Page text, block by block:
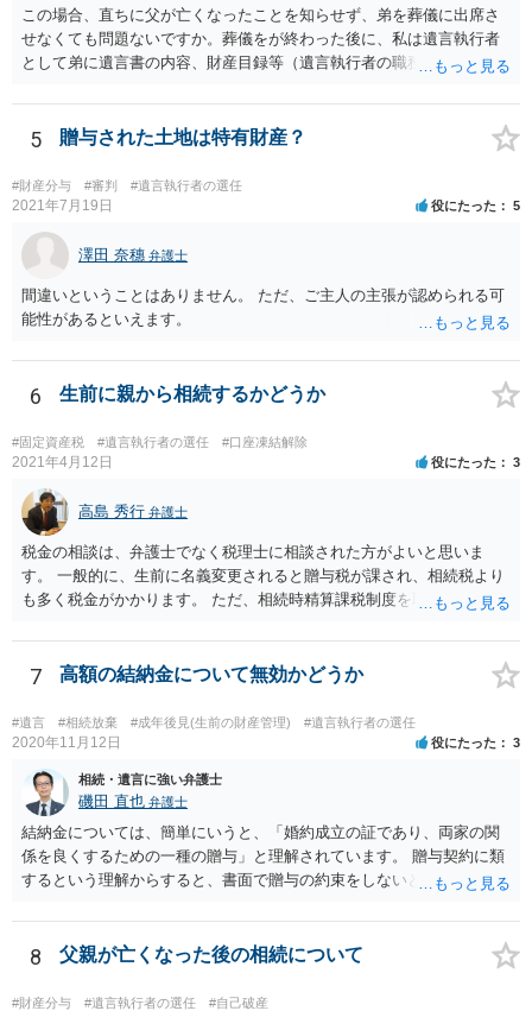
この場合、直ちに父が亡くなったことを知らせず、弟を葬儀に出席さ
せなくても問題ないですか。葬儀をが終わった後に、私は遺言執行者
として弟に遺言書の内容、財産目録等（遺言執行者の職務）を知らせ
るかは喪主の自由です。 呼ばなくてもかまいません。 そもそも、そう
いう法律関係にありません。 遺言の内容と遺産の総額の通知、公正証
で、対応しましょう。 そのあとは遺留分の請求などがあればそれへの
対応となるでしょう。
5 贈与された土地は特有財産？
#財産分与 #審判 #遺言執行者の選任
2021年7月19日 役にたった 5
澤田 奈穗 弁護士
間違いということはありません。 ただ、ご主人の主張が認められる可
能性があるといえます。
6 生前に親から相続するかどうか
#固定資産税 #遺言執行者の選任 #口座凍結解除
2021年4月12日 役にたった 3
高島 秀行 弁護士
税金の相談は、弁護士でなく税理士に相談された方がよいと思いま
す。 一般的に、生前に名義変更されると贈与税が課され、相続税より
も多く税金がかかります。 ただ、相続時精算課税制度を取れば、実質
ういう場合にどれくらい税金がかかるか計算してもらって どういう方
針を取るか決められたらよいと思います。
7 高額の結納金について無効かどうか
#遺言 #相続放棄 #成年後見(生前の財産管理) #遺言執行者の選任
2020年11月12日 役にたった 3
相続・遺言に強い弁護士
磯田 直也 弁護士
結納金については、簡単にいうと、「婚約成立の証であり、両家の関
係を良くするための一種の贈与」と理解されています。 贈与契約に類
するという理解からすると、書面で贈与の約束をしないと相手方は支
ことは困難です。 くれぐれも今後お気をつけください。 弁護士に対応
を依頼されるのも悪くはありませんが、感情的な理由が強いと思いま
8 父親が亡くなった後の相続について
#財産分与 #遺言執行者の選任 #自己破産